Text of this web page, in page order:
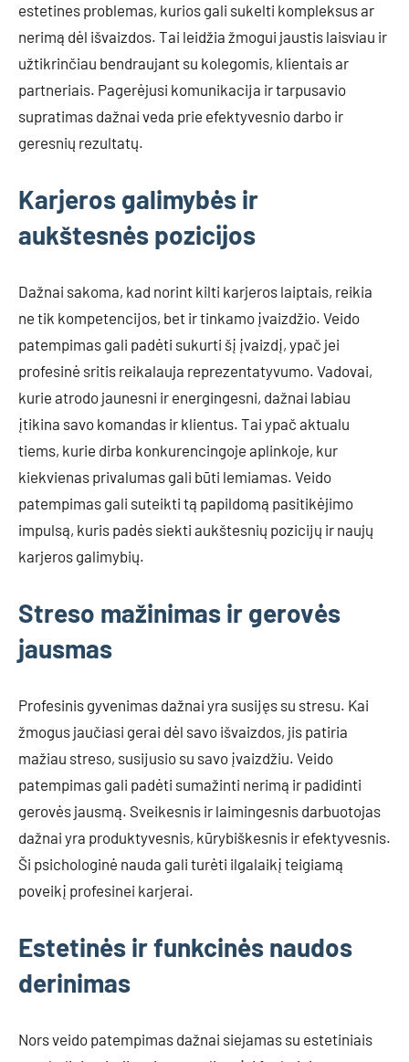
estetines problemas, kurios gali sukelti kompleksus ar
nerimą dėl išvaizdos. Tai leidžia žmogui jaustis laisviau ir
užtikrinčiau bendraujant su kolegomis, klientais ar
partneriais. Pagerėjusi komunikacija ir tarpusavio
supratimas dažnai veda prie efektyvesnio darbo ir
geresnių rezultatų.
Karjeros galimybės ir
aukštesnės pozicijos
Dažnai sakoma, kad norint kilti karjeros laiptais, reikia
ne tik kompetencijos, bet ir tinkamo įvaizdžio. Veido
patempimas gali padėti sukurti šį įvaizdį, ypač jei
profesinė sritis reikalauja reprezentatyvumo. Vadovai,
kurie atrodo jaunesni ir energingesni, dažnai labiau
įtikina savo komandas ir klientus. Tai ypač aktualu
tiems, kurie dirba konkurencingoje aplinkoje, kur
kiekvienas privalumas gali būti lemiamas. Veido
patempimas gali suteikti tą papildomą pasitikėjimo
impulsą, kuris padės siekti aukštesnių pozicijų ir naujų
karjeros galimybių.
Streso mažinimas ir gerovės
jausmas
Profesinis gyvenimas dažnai yra susijęs su stresu. Kai
žmogus jaučiasi gerai dėl savo išvaizdos, jis patiria
mažiau streso, susijusio su savo įvaizdžiu. Veido
patempimas gali padėti sumažinti nerimą ir padidinti
gerovės jausmą. Sveikesnis ir laimingesnis darbuotojas
dažnai yra produktyvesnis, kūrybiškesnis ir efektyvesnis.
Ši psichologinė nauda gali turėti ilgalaikį teigiamą
poveikį profesinei karjerai.
Estetinės ir funkcinės naudos
derinimas
Nors veido patempimas dažnai siejamas su estetiniais